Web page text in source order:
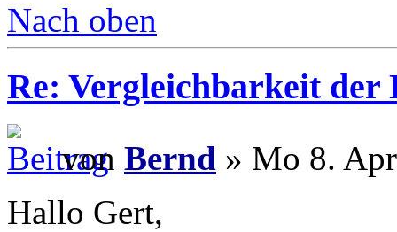
Nach oben
Re: Vergleichbarkeit der
von Bernd » Mo 8.
Hallo Gert,